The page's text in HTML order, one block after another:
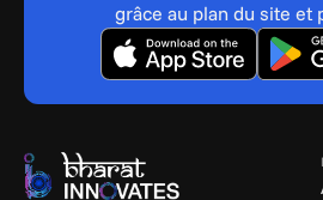
grâce au plan du site et